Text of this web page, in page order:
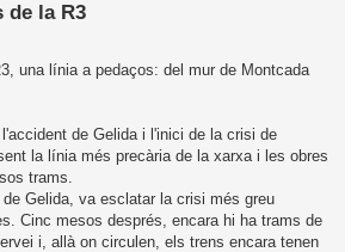
de la R3
una línia a pedaços: del mur de Montcada
de Gelida i l'inici de la crisi de
la línia més precària de la xarxa i les obres
trams.
Gelida, va esclatar la crisi més greu
Cinc mesos després, encara hi ha trams de
i, allà on circulen, els trens encara tenen